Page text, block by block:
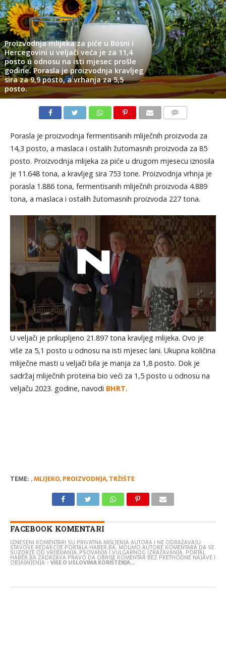
Proizvodnja mlijeka za piće u Bosni i
Hercegovini u veljači veća je za 11,4
posto u odnosu na isti mjesec prošle
godine. Porasla je proizvodnja kravljeg
sira za 9,9 posto, a vrhanja za 5,5
posto.
Porasla je proizvodnja fermentisanih mliječnih proizvoda za
14,3 posto, a maslaca i ostalih žutomasnih proizvoda za 85
posto. Proizvodnja mlijeka za piće u drugom mjesecu iznosila
je 11.648 tona, a kravljeg sira 753 tone. Proizvodnja vrhnja je
porasla 1.886 tona, fermentisanih mliječnih proizvoda 4.889
tona, a maslaca i ostalih žutomasnih proizvoda 227 tona.
U veljači je prikupljeno 21.897 tona kravljeg mlijeka. Ovo je
više za 5,1 posto u odnosu na isti mjesec lani. Ukupna količina
mliječne masti u veljači bila je manja za 1,8 posto. Dok je
sadržaj mliječnih proteina bio veći za 1,5 posto u odnosu na
veljaču 2023. godine, navodi BHRT.
TEME: ,MLIJEKO, PROIZVODNJA, TRŽIŠTE
FACEBOOK KOMENTARI
IZNESENI KOMENTARI SU PRIVATNA MIŠLJENJA AUTORA I NE ODRAŽAVAJU
STAVOVE REDAKCIJE PORTALA HABER.BA. MOLIMO AUTORE KOMENTARA DA SE
SUZDRŽE OD VRIJEĐANJA, PSOVANJA I VULGARNOG IZRAŽAVANJA. PORTAL
HABER.BA ZADRŽAVA PRAVO DA OBRIŠE KOMENTAR BEZ PRETHODNE NAJAVE I
OBJAŠNJENJA -VIŠE O USLOVIMA KORIŠTENJA...